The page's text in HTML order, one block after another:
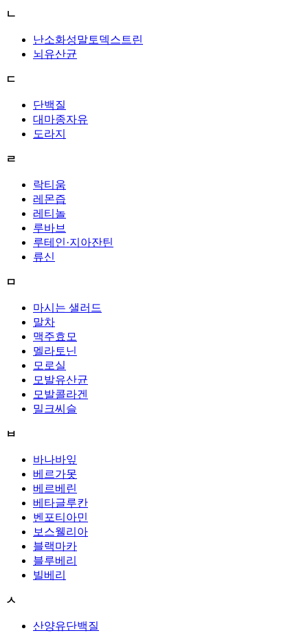
ㄴ
난소화성말토덱스트린
뇌유산균
ㄷ
단백질
대마종자유
도라지
ㄹ
락티움
레몬즙
레티놀
루바브
루테인·지아잔틴
류신
ㅁ
마시는 샐러드
말차
맥주효모
멜라토닌
모로실
모발유산균
모발콜라겐
밀크씨슬
ㅂ
바나바잎
베르가못
베르베린
베타글루칸
벤포티아민
보스웰리아
블랙마카
블루베리
빌베리
ㅅ
산양유단백질